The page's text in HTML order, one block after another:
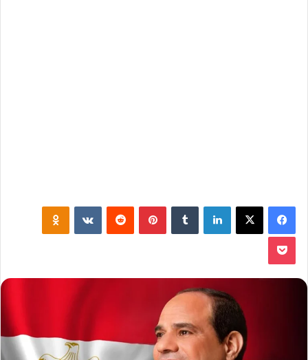
فيسبوك ‫X لينكدإن بينتيريست